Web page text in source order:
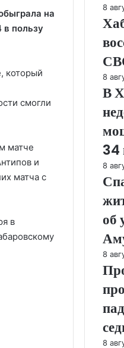
на
в пользу
который
смогли
матче
и
матча с
в
8
8
В
34
8
об
8
8